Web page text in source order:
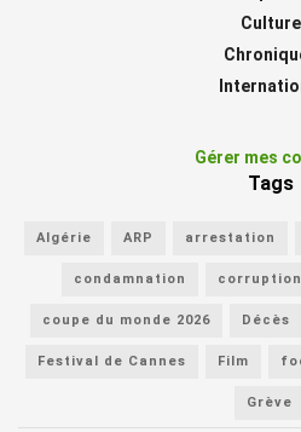
Culture
Gérer mes
Tags
Algérie ARP arrestation
condamnation corruption
coupe du monde 2026 Décès
Festival de Cannes Film
Grève